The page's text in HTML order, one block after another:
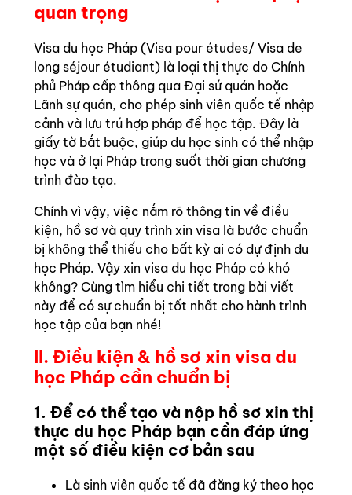
quan trọng
Visa du học Pháp (Visa pour études/ Visa de
long séjour étudiant) là loại thị thực do Chính
phủ Pháp cấp thông qua Đại sứ quán hoặc
Lãnh sự quán, cho phép sinh viên quốc tế nhập
cảnh và lưu trú hợp pháp để học tập. Đây là
giấy tờ bắt buộc, giúp du học sinh có thể nhập
học và ở lại Pháp trong suốt thời gian chương
trình đào tạo.
Chính vì vậy, việc nắm rõ thông tin về điều
kiện, hồ sơ và quy trình xin visa là bước chuẩn
bị không thể thiếu cho bất kỳ ai có dự định du
học Pháp. Vậy xin visa du học Pháp có khó
không? Cùng tìm hiểu chi tiết trong bài viết
này để có sự chuẩn bị tốt nhất cho hành trình
học tập của bạn nhé!
II. Điều kiện & hồ sơ xin visa du
học Pháp cần chuẩn bị
1. Để có thể tạo và nộp hồ sơ xin thị
thực du học Pháp bạn cần đáp ứng
một số điều kiện cơ bản sau
Là sinh viên quốc tế đã đăng ký theo học